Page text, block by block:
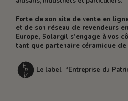
Forte de son site de vente en
et de son réseau de revendeurs
Europe, Solargil s’engage à vos
tant que partenaire céramique de
Le label “Entreprise du